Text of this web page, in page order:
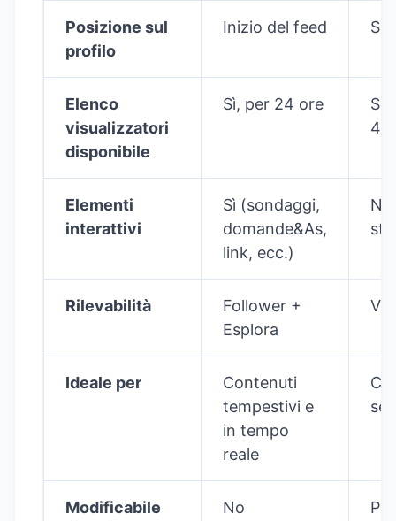
Posizione sul
profilo
Inizio del feed
Elenco
visualizzatori
disponibile
Sì, per 24 ore
48
Elementi
interattivi
Sì (sondaggi,
domande&As,
link, ecc.)
Rilevabilità
Follower +
Esplora
Ideale per
Contenuti
tempestivi e
in tempo
reale
Modificabile
No